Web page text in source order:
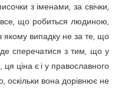
з іменами, за свічки,
все, що робиться людиною,
якому випадку не за те, що
сперечатися з тим, що у
ця ціна є і у православного
оскільки вона дорівнює не